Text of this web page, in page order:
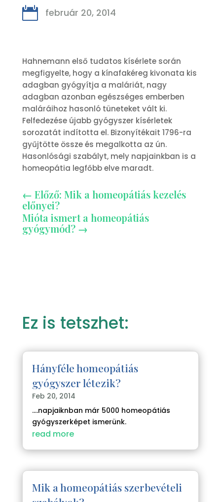
 február 20, 2014
Hahnemann első tudatos kísérlete során
megfigyelte, hogy a kínafakéreg kivonata kis
adagban gyógyítja a maláriát, nagy
adagban azonban egészséges emberben
maláráihoz hasonló tüneteket vált ki.
Felfedezése újabb gyógyszer kísérletek
sorozatát indította el. Bizonyítékait 1796-ra
gyűjtötte össze és megalkotta az ún.
Hasonlósági szabályt, mely napjainkban is a
homeopátia legfőbb elve maradt.
← Előző: Mik a homeopátiás kezelés
előnyei?
Mióta ismert a homeopátiás
gyógymód?→
Ez is tetszhet:
Hányféle homeopátiás
gyógyszer létezik?
Feb 20, 2014
....napjaiknban már 5000 homeopátiás
gyógyszerképet ismerünk.
read more
Mik a homeopátiás szerbevételi